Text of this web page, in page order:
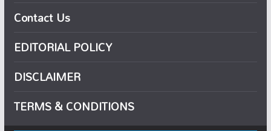
Contact Us
EDITORIAL POLICY
DISCLAIMER
TERMS & CONDITIONS